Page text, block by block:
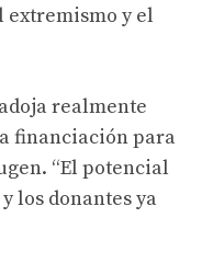
extremismo y el
realmente
financiación para
“El potencial
los donantes ya